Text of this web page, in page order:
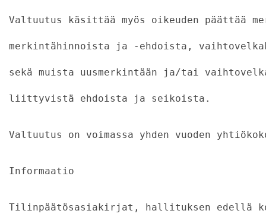
Valtuutus käsittää myös oikeuden päättää
merkintähinnoista ja -ehdoista,
sekä muista uusmerkintään ja/tai
liittyvistä ehdoista ja seikoista.
Valtuutus on voimassa yhden vuoden
Informaatio
Tilinpäätösasiakirjat, hallituksen edellä